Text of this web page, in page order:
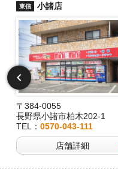
東信 小諸店
〒384-0055
長野県小諸市柏木202-1
TEL： 0570-043-111
店舗詳細